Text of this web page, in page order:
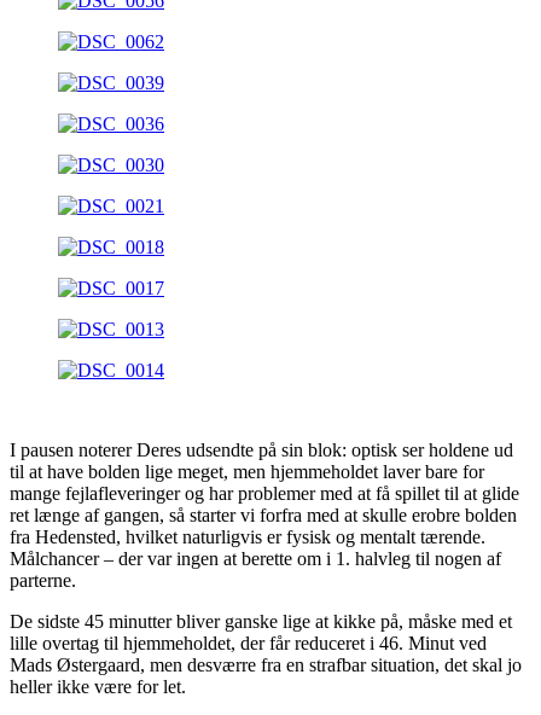
I pausen noterer Deres udsendte på sin blok: optisk ser holdene ud
til at have bolden lige meget, men hjemmeholdet laver bare for
mange fejlafleveringer og har problemer med at få spillet til at glide
ret længe af gangen, så starter vi forfra med at skulle erobre bolden
fra Hedensted, hvilket naturligvis er fysisk og mentalt tærende.
Målchancer – der var ingen at berette om i 1. halvleg til nogen af
parterne.
De sidste 45 minutter bliver ganske lige at kikke på, måske med et
lille overtag til hjemmeholdet, der får reduceret i 46. Minut ved
Mads Østergaard, men desværre fra en strafbar situation, det skal jo
heller ikke være for let.